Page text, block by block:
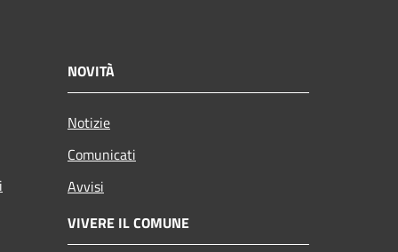
NOVITÀ
Notizie
Comunicati
Avvisi
VIVERE IL COMUNE